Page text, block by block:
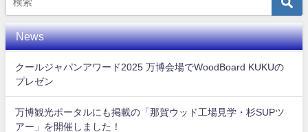
News
クールジャパンアワード2025 万博会場でWoodBoard KUKUの
プレゼン
万博観光ポータルにも掲載の「那賀ウッド工場見学・杉SUPツ
アー」を開催しました！